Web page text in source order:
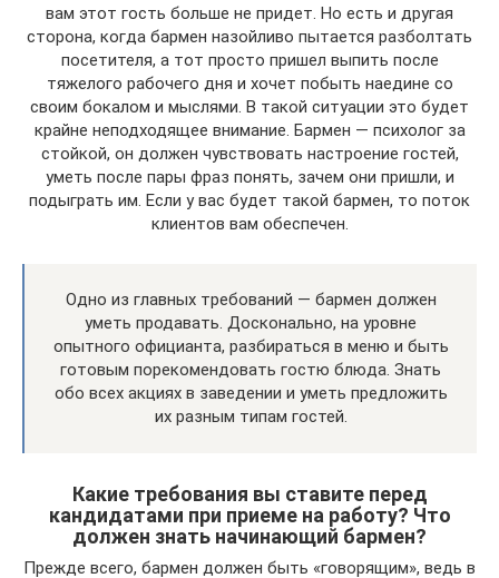
вам этот гость больше не придет. Но есть и другая
сторона, когда бармен назойливо пытается разболтать
посетителя, а тот просто пришел выпить после
тяжелого рабочего дня и хочет побыть наедине со
своим бокалом и мыслями. В такой ситуации это будет
крайне неподходящее внимание. Бармен — психолог за
стойкой, он должен чувствовать настроение гостей,
уметь после пары фраз понять, зачем они пришли, и
подыграть им. Если у вас будет такой бармен, то поток
клиентов вам обеспечен.
Одно из главных требований — бармен должен
уметь продавать. Досконально, на уровне
опытного официанта, разбираться в меню и быть
готовым порекомендовать гостю блюда. Знать
обо всех акциях в заведении и уметь предложить
их разным типам гостей.
Какие требования вы ставите перед
кандидатами при приеме на работу? Что
должен знать начинающий бармен?
Прежде всего, бармен должен быть «говорящим», ведь в